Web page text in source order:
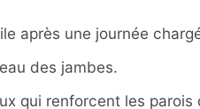
après une journée
des jambes.
qui renforcent les